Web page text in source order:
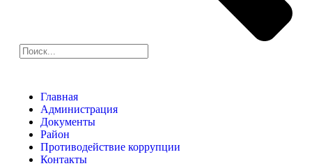
Главная
Администрация
Документы
Район
Противодействие коррупции
Контакты